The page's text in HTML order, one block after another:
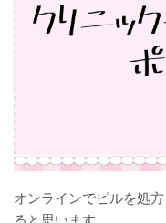
オンラインでピルを処
ると思います。